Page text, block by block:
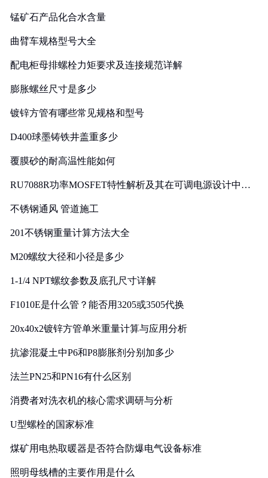
锰矿石产品化合水含量
曲臂车规格型号大全
配电柜母排螺栓力矩要求及连接规范详解
膨胀螺丝尺寸是多少
镀锌方管有哪些常见规格和型号
D400球墨铸铁井盖重多少
覆膜砂的耐高温性能如何
RU7088R功率MOSFET特性解析及其在可调电源设计中的
不锈钢通风 管道施工
201不锈钢重量计算方法大全
M20螺纹大径和小径是多少
1-1/4 NPT螺纹参数及底孔尺寸详解
F1010E是什么管？能否用3205或3505代换
20x40x2镀锌方管单米重量计算与应用分析
抗渗混凝土中P6和P8膨胀剂分别加多少
法兰PN25和PN16有什么区别
消费者对洗衣机的核心需求调研与分析
U型螺栓的国家标准
煤矿用电热取暖器是否符合防爆电气设备标准
照明母线槽的主要作用是什么